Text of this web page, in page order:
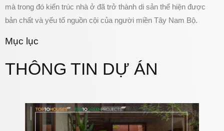
mà trong đó kiến trúc nhà ở đã trở thành di sản thể hiện được
bản chất và yếu tố nguồn cội của người miền Tây Nam Bộ.
Mục lục
THÔNG TIN DỰ ÁN